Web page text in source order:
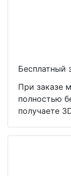
Бесплатный
При заказе
полностью
получаете